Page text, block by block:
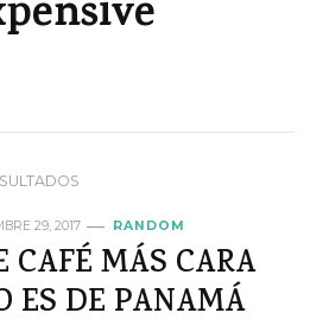
29, 2017 RANDOM
MÁS CARA
ES DE PANAMÁ